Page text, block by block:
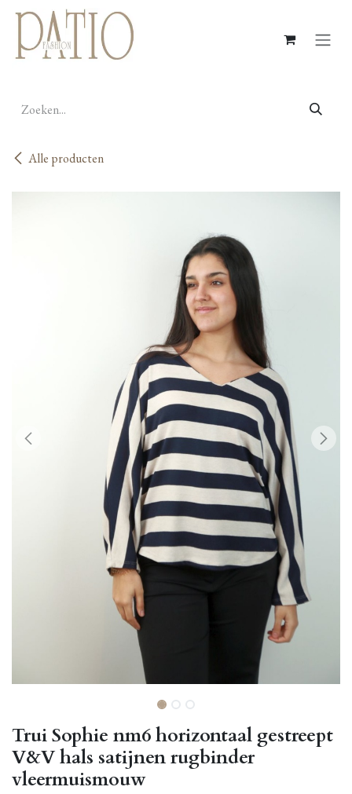
Overslaan naar inhoud
Alle producten
Trui Sophie nm6 horizontaal gestreept
V&V hals satijnen rugbinder
vleermuismouw